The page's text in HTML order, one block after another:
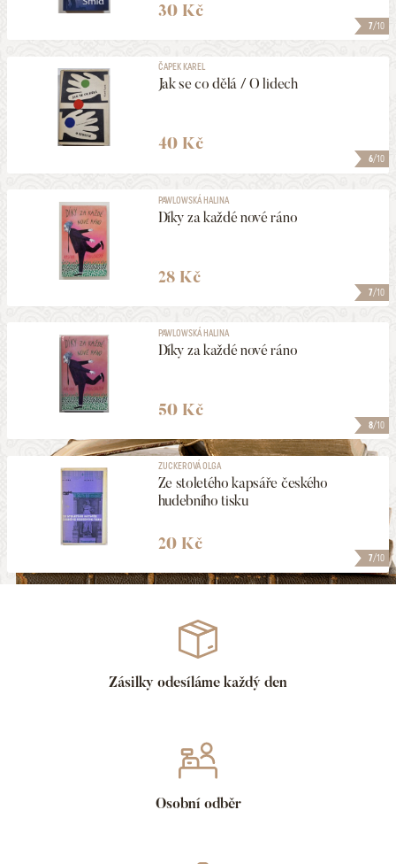
7/10
30 Kč
6/10
ČAPEK KAREL
Jak se co dělá / O lidech
40 Kč
7/10
PAWLOWSKÁ HALINA
Díky za každé nové ráno
28 Kč
8/10
PAWLOWSKÁ HALINA
Díky za každé nové ráno
50 Kč
7/10
ZUCKEROVÁ OLGA
Ze stoletého kapsáře českého
hudebního tisku
20 Kč
Zásilky odesíláme každý den
Osobní odběr